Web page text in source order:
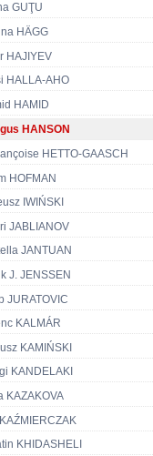
GUŢU
HÄGG
HAJIYEV
HALLA-AHO
HAMID
HANSON
HETTO-GAASCH
HOFMAN
IWIŃSKI
JABLIANOV
JANTUAN
J. JENSSEN
JURATOVIC
KALMÁR
KAMIŃSKI
KANDELAKI
KAZAKOVA
KHIDASHELI